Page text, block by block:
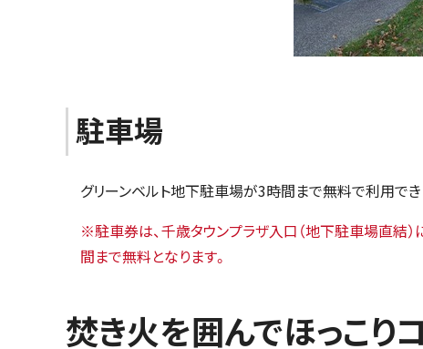
駐車場
グリーンベルト地下駐車場が3時間まで無料で利用でき
※駐車券は、千歳タウンプラザ入口（地下駐車場直結
間まで無料となります。
焚き火を囲んでほっこり